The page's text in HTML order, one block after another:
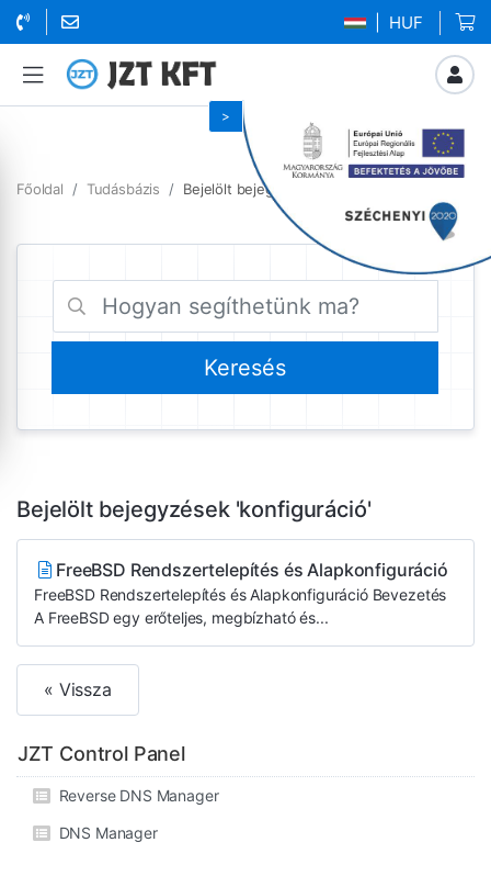
| HUF
Főoldal Tudásbázis Bejelölt bejegyzések konfiguráció
Bejelölt bejegyzések 'konfiguráció'
FreeBSD Rendszertelepítés és Alapkonfiguráció
FreeBSD Rendszertelepítés és Alapkonfiguráció Bevezetés
A FreeBSD egy erőteljes, megbízható és...
« Vissza
JZT Control Panel
Reverse DNS Manager
DNS Manager